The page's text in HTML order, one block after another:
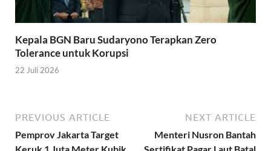
Kepala BGN Baru Sudaryono Terapkan Zero
Tolerance untuk Korupsi
22 Juli 2026
PREVIOUS ARTICLE
Pemprov Jakarta Target
NEXT ARTICLE
Menteri Nusron Bantah